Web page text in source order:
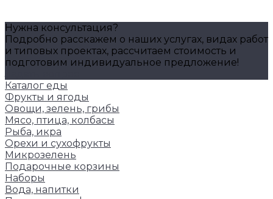
Нужна консультация?
Подробно расскажем о наших услугах, видах работ
и типовых проектах, рассчитаем стоимость и
подготовим индивидуальное предложение!
Каталог еды
Фрукты и ягоды
Овощи, зелень, грибы
Мясо, птица, колбасы
Рыба, икра
Орехи и сухофрукты
Микрозелень
Подарочные корзины
Наборы
Вода, напитки